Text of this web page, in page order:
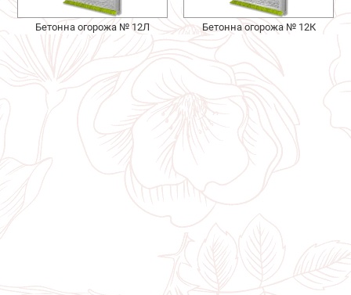
Бетонна огорожа № 12Л Бетонна огорожа № 12К